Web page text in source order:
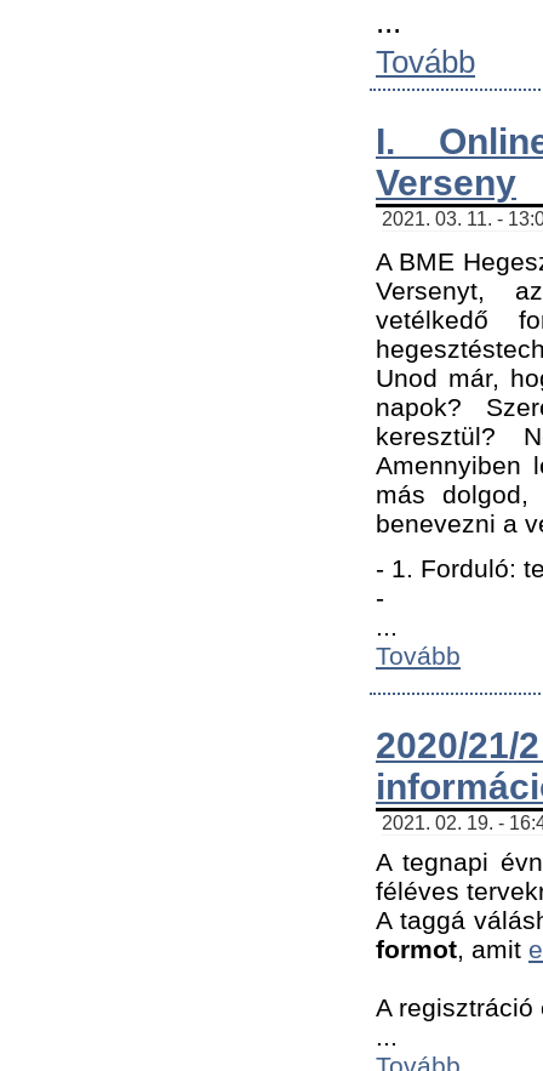
...
Tovább
I.
Verseny
2021. 03. 11. -
A BME
Versenyt,
vetélkedő
Unod már,
napok?
keresztül?
Amennyiben
más
benevezni a
- 1. Forduló:
-
...
Tovább
2020/
2021. 02. 19. -
A tegnapi
féléves
A taggá
formot, amit
A
...